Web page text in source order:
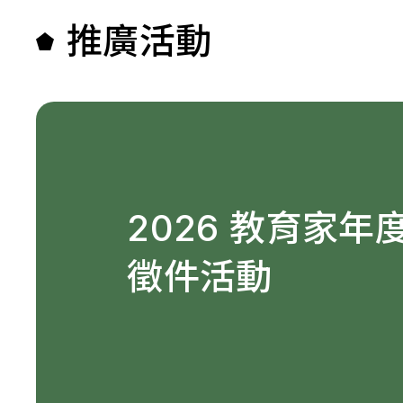
推廣活動
2026 教育家年
徵件活動